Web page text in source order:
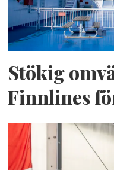
Stökig
Finnlines